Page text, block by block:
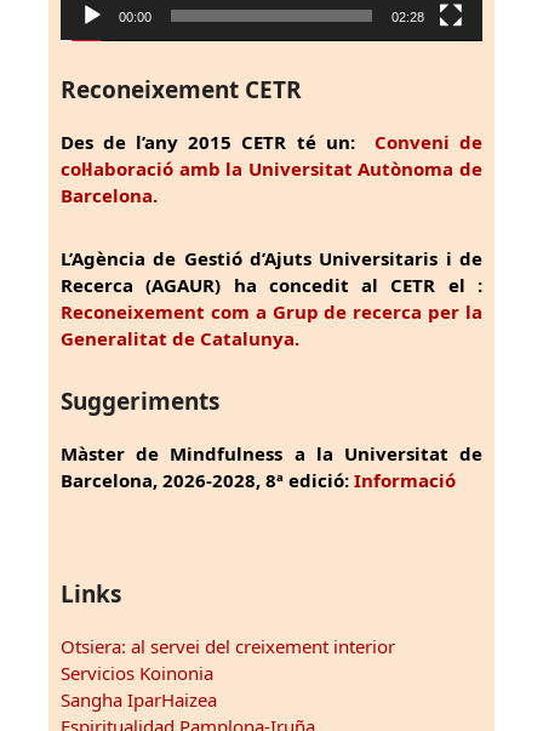
00:00 02:28
Reconeixement CETR
Des de l’any 2015 CETR té un: Conveni de
col·laboració amb la Universitat Autònoma de
Barcelona.
L’Agència de Gestió d’Ajuts Universitaris i de
Recerca (AGAUR) ha concedit al CETR el :
Reconeixement com a Grup de recerca per la
Generalitat de Catalunya.
Suggeriments
Màster de Mindfulness a la Universitat de
Barcelona, 2026-2028, 8ª edició: Informació
Links
Otsiera: al servei del creixement interior
Servicios Koinonia
Sangha IparHaizea